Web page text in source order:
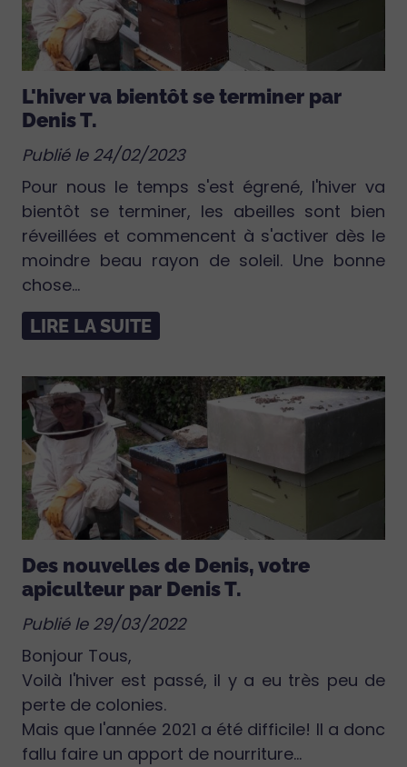
L'hiver va bientôt se terminer par
Denis T.
Publié le 24/02/2023
Pour nous le temps s'est égrené, l'hiver va
bientôt se terminer, les abeilles sont bien
réveillées et commencent à s'activer dès le
moindre beau rayon de soleil. Une bonne
chose...
LIRE LA SUITE
Des nouvelles de Denis, votre
apiculteur par Denis T.
Publié le 29/03/2022
Bonjour Tous,
Voilà l'hiver est passé, il y a eu très peu de
perte de colonies.
Mais que l'année 2021 a été difficile! Il a donc
fallu faire un apport de nourriture...